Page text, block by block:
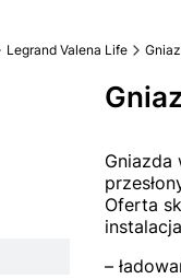
Legrand Valena Life
Gniazda
Oferta
–